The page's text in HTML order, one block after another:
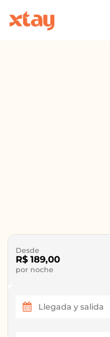
Desde
R$ 189,00
por noche